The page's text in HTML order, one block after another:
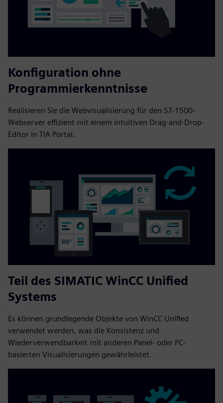
Konfiguration ohne
Programmierkenntnisse
Realisieren Sie die Webvisualisierung für den S7-1500-
Webserver effizient mit einem intuitiven Drag-and-Drop-
Editor in TIA Portal.
Teil des SIMATIC WinCC Unified
Systems
Es können grundlegende Objekte von WinCC Unified
verwendet werden, was die Konsistenz und
Wiederverwendbarkeit mit anderen Panel- oder PC-
basierten Visualisierungen gewährleistet.